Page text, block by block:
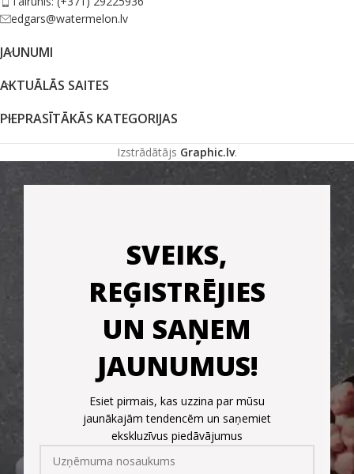
edgars@watermelon.lv
JAUNUMI
AKTUĀLĀS SAITES
PIEPRASĪTĀKĀS KATEGORIJAS
Izstrādātājs Graphic.lv.
SVEIKS,
REĢISTRĒJIES
UN SAŅEM
JAUNUMUS!
Esiet pirmais, kas uzzina par mūsu
jaunākajām tendencēm un saņemiet
ekskluzīvus piedāvājumus